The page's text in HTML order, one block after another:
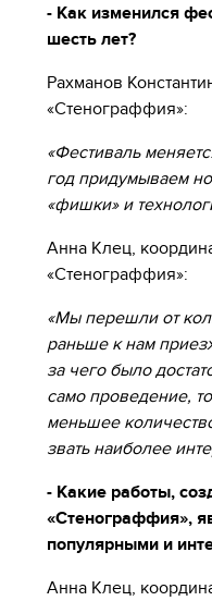
- Как изменился
шесть лет?
Рахманов
«Стенограффия»:
«Фестиваль
год придумываем
«фишки» и
Анна Клец,
«Стенограффия»:
«Мы перешли от
раньше к нам
за чего было
само проведение,
меньшее
звать наиболее
- Какие работы,
«Стенограффия»,
популярными и
Анна Клец,